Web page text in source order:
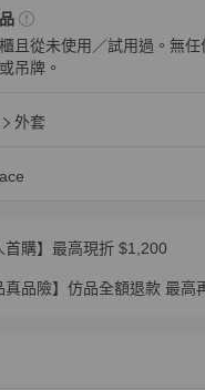
購物體驗，商品享有7日鑑賞
供參考，實際穿著效果請參
出貨前皆經人工檢查與包裝
狀態與細節
且從未使用／試用過。無
吊牌。
資訊
外套
品牌介紹
首購】最高現折 $1,200
真品險】仿品全額退款 最高